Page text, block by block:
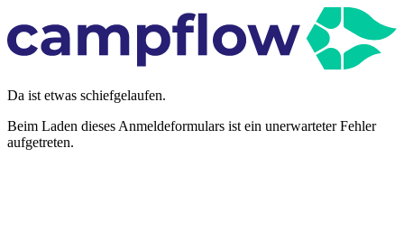
Da ist etwas schiefgelaufen.
Beim Laden dieses Anmeldeformulars ist ein unerwarteter Fehler
aufgetreten.